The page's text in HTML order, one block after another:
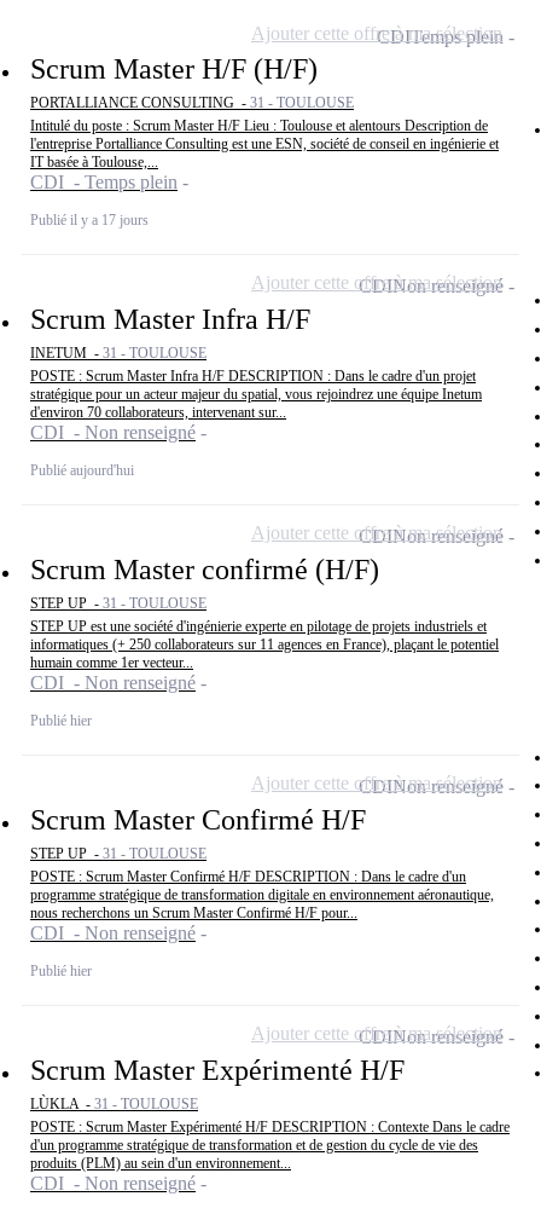
Scrum Master H/F (H/F)
PORTALLIANCE CONSULTING - 31 - TOULOUSE
Intitulé du poste : Scrum Master H/F Lieu : Toulouse et alentours Description de
l'entreprise Portalliance Consulting est une ESN, société de conseil en ingénierie et
IT basée à Toulouse,...
CDI - Temps plein
Publié il y a 17 jours
CDITemps plein
Ajouter cette offre à ma sélection
Scrum Master Infra H/F
INETUM - 31 - TOULOUSE
POSTE : Scrum Master Infra H/F DESCRIPTION : Dans le cadre d'un projet
stratégique pour un acteur majeur du spatial, vous rejoindrez une équipe Inetum
d'environ 70 collaborateurs, intervenant sur...
CDI - Non renseigné
Publié aujourd'hui
CDINon renseigné
Ajouter cette offre à ma sélection
Scrum Master confirmé (H/F)
STEP UP - 31 - TOULOUSE
STEP UP est une société d'ingénierie experte en pilotage de projets industriels et
informatiques (+ 250 collaborateurs sur 11 agences en France), plaçant le potentiel
humain comme 1er vecteur...
CDI - Non renseigné
Publié hier
CDINon renseigné
Ajouter cette offre à ma sélection
Scrum Master Confirmé H/F
STEP UP - 31 - TOULOUSE
POSTE : Scrum Master Confirmé H/F DESCRIPTION : Dans le cadre d'un
programme stratégique de transformation digitale en environnement aéronautique,
nous recherchons un Scrum Master Confirmé H/F pour...
CDI - Non renseigné
Publié hier
CDINon renseigné
Ajouter cette offre à ma sélection
Scrum Master Expérimenté H/F
LÙKLA - 31 - TOULOUSE
POSTE : Scrum Master Expérimenté H/F DESCRIPTION : Contexte Dans le cadre
d'un programme stratégique de transformation et de gestion du cycle de vie des
produits (PLM) au sein d'un environnement...
CDI - Non renseigné
CDINon renseigné
Ajouter cette offre à ma sélection